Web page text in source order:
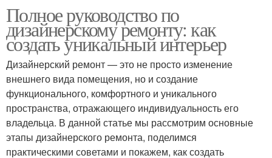
Полное руководство по
дизайнерскому ремонту: как
создать уникальный интерьер
Дизайнерский ремонт — это не просто изменение
внешнего вида помещения, но и создание
функционального, комфортного и уникального
пространства, отражающего индивидуальность его
владельца. В данной статье мы рассмотрим основные
этапы дизайнерского ремонта, поделимся
практическими советами и покажем, как создать